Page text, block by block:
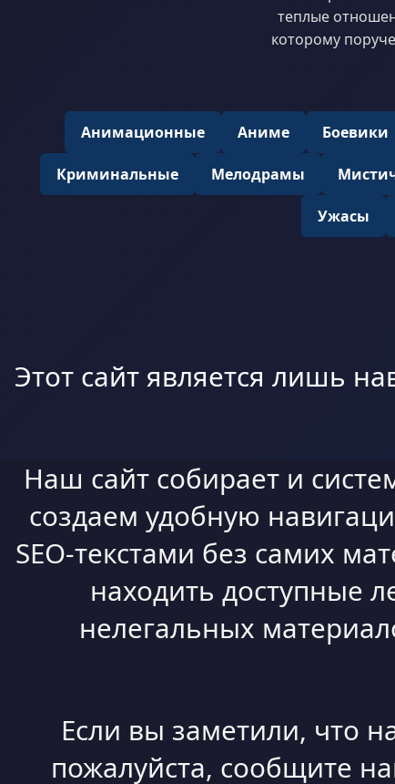
теплые
которому
Анимационные Аниме Боевики
Криминальные Мелодрамы
Ужасы
Этот сайт является лишь
Наш сайт собирает и
создаем удобную
SEO-текстами без самих
находить доступные
нелегальных
Если вы заметили, что
пожалуйста, сообщите